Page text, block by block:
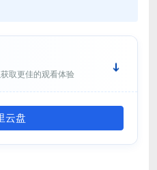
取更佳的观看体验
云盘